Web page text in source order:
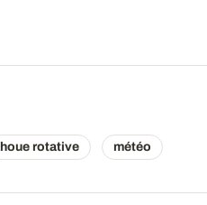
houe rotative météo